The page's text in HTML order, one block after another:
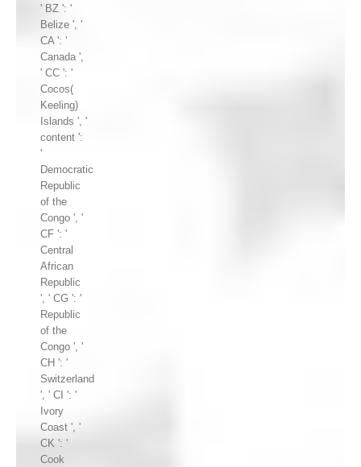
' BZ ': '
Belize ', '
CA ': '
Canada ',
' CC ': '
Cocos(
Keeling)
Islands ', '
content ':
'
Democratic
Republic
of the
Congo ', '
CF ': '
Central
African
Republic
', ' CG ': '
Republic
of the
Congo ', '
CH ': '
Switzerland
', ' CI ': '
Ivory
Coast ', '
CK ': '
Cook